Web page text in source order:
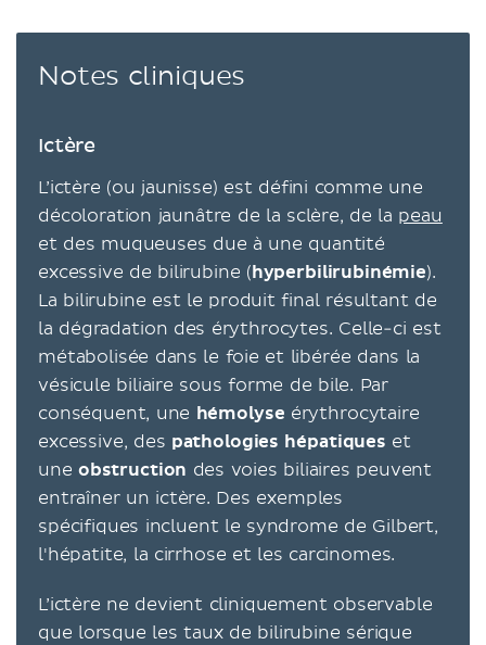
Notes cliniques
Ictère
L’ictère (ou jaunisse) est défini comme une
décoloration jaunâtre de la sclère, de la peau
et des muqueuses due à une quantité
excessive de bilirubine (hyperbilirubinémie).
La bilirubine est le produit final résultant de
la dégradation des érythrocytes. Celle-ci est
métabolisée dans le foie et libérée dans la
vésicule biliaire sous forme de bile. Par
conséquent, une hémolyse érythrocytaire
excessive, des pathologies hépatiques et
une obstruction des voies biliaires peuvent
entraîner un ictère. Des exemples
spécifiques incluent le syndrome de Gilbert,
l'hépatite, la cirrhose et les carcinomes.
L’ictère ne devient cliniquement observable
que lorsque les taux de bilirubine sérique